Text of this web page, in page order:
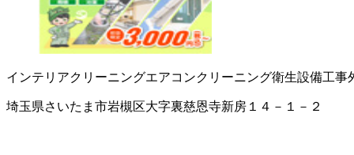
インテリアクリーニングエアコンクリーニング衛生設備工事
埼玉県さいたま市岩槻区大字裏慈恩寺新房１４－１－２